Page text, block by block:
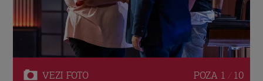
VEZI FOTO POZA 1 / 10